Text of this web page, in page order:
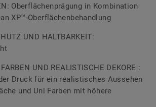
Oberflächenprägung in Kombination
XP™-Oberflächenbehandlung
UND HALTBARKEIT:
UND REALISTISCHE DEKORE :
Druck für ein realistisches Aussehen
und Uni Farben mit höhere